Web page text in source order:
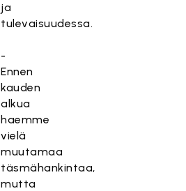
ja
tulevaisuudessa.
-
Ennen
kauden
alkua
haemme
vielä
muutamaa
täsmähankintaa,
mutta